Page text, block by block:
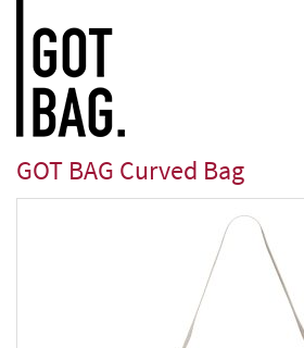
GOT BAG Curved Bag